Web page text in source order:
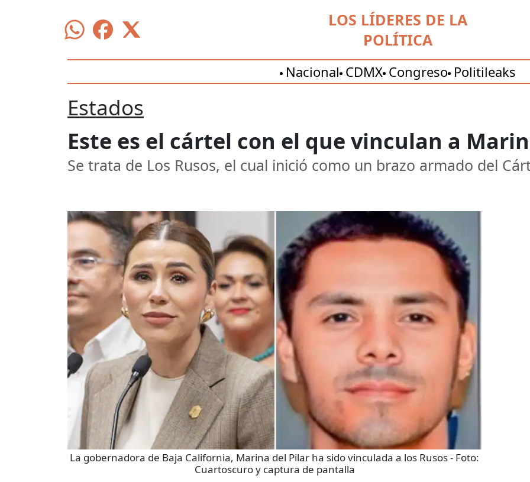
LOS LÍDERES DE LA
POLÍTICA
Nacional CDMX Congreso Politileaks
Estados
Este es el cártel con el que vinculan a
Se trata de Los Rusos, el cual inició como un brazo armado del
La gobernadora de Baja California, Marina del Pilar ha sido vinculada a los Rusos- Foto:
Cuartoscuro y captura de pantalla